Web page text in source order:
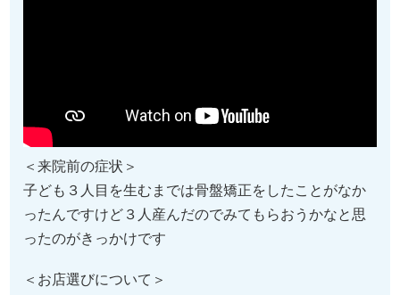
＜来院前の症状＞
子ども３人目を生むまでは骨盤矯正をしたことがなか
ったんですけど３人産んだのでみてもらおうかなと思
ったのがきっかけです
＜お店選びについて＞